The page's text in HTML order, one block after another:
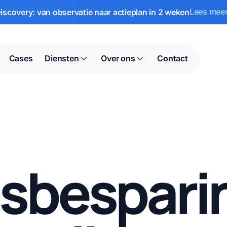
van observatie naar actieplan in 2 wekenLees
Cases Diensten Over ons Contact